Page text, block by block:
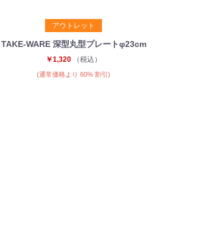
アウトレット
TAKE-WARE 深型丸型プレートφ23cm
￥1,320 （税込）
(通常価格より 60% 割引)